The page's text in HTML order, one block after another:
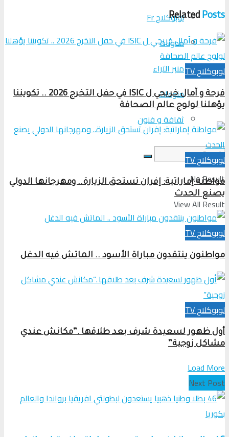
لوبوكلاج Fr
مدونات
منبر الآراء
منوعات
ثقافة و فنون
No Result
View All Result
RelatedPosts
لوبوكلاج TV
فرحة و آمال خريجي ل ISIC في حفل التخرج 2026 .. تكويننا
يؤهلنا لولوج عالم الصحافة
لوبوكلاج TV
مواطنة إماراتية: إفران تستحق الزيارة.. ومهرجانها الدولي
يصنع الحدث
لوبوكلاج TV
مواطنون ينتقدون مباراة الأسود .. الماتش فيه الدغل
لوبوكلاج TV
أول ظهور لسعيدة شرف بعد طلاقها .”مكانش عندي
مشاكل زوجية”
Load More
Next Post